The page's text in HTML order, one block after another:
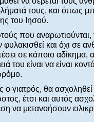
τους, και όπως
του Ιησού.
που αναρωτιούνται,
φυλακισθεί και όχι σε
σε κάποιο αδίκημα,
του είναι να είναι
γιατρός, θα ασχοληθεί
έτσι και αυτός
να μετανοήσουν